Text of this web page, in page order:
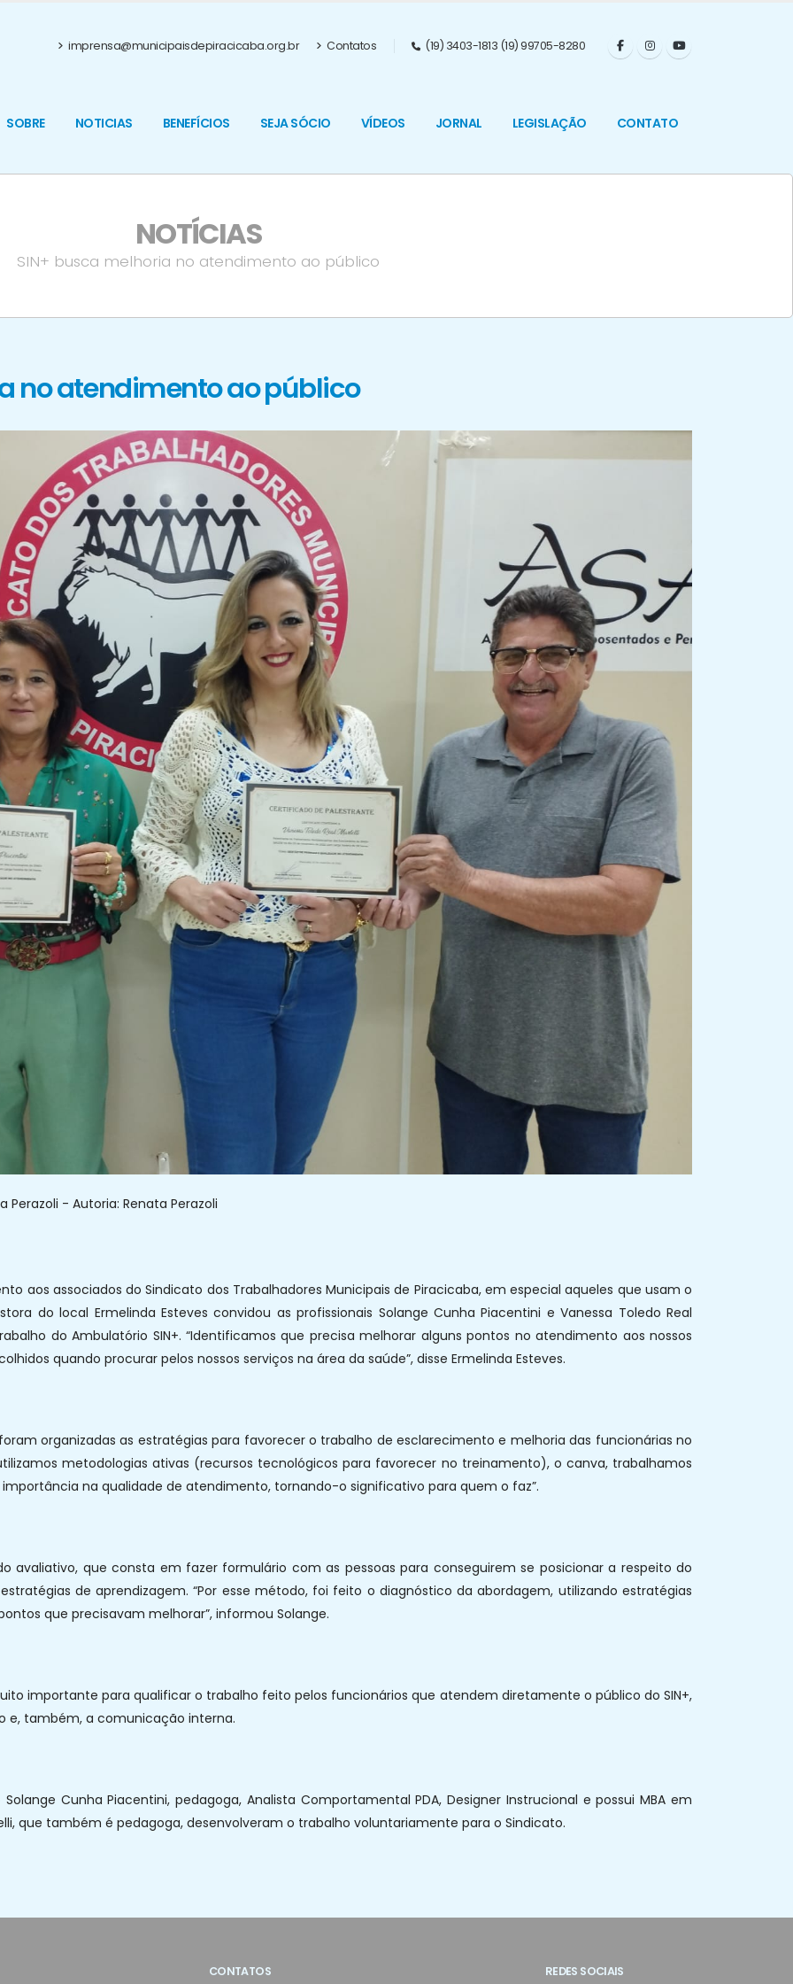
imprensa@municipaisdepiracicaba.org.br Contatos (19) 3403-1813 (19) 99705-8280
SOBRE NOTICIAS BENEFÍCIOS SEJA SÓCIO VÍDEOS JORNAL LEGISLAÇÃO CONTATO
NOTÍCIAS
SIN+ busca melhoria no atendimento ao público
no atendimento ao público
Perazoli - Autoria: Renata Perazoli
aos associados do Sindicato dos Trabalhadores Municipais de Piracicaba, em especial aqueles que usam o
do local Ermelinda Esteves convidou as profissionais Solange Cunha Piacentini e Vanessa Toledo Real
do Ambulatório SIN+. “Identificamos que precisa melhorar alguns pontos no atendimento aos nossos
quando procurar pelos nossos serviços na área da saúde”, disse Ermelinda Esteves.
organizadas as estratégias para favorecer o trabalho de esclarecimento e melhoria das funcionárias no
metodologias ativas (recursos tecnológicos para favorecer no treinamento), o canva, trabalhamos
na qualidade de atendimento, tornando-o significativo para quem o faz”.
que consta em fazer formulário com as pessoas para conseguirem se posicionar a respeito do
de aprendizagem. “Por esse método, foi feito o diagnóstico da abordagem, utilizando estratégias
que precisavam melhorar”, informou Solange.
importante para qualificar o trabalho feito pelos funcionários que atendem diretamente o público do SIN+,
e, também, a comunicação interna.
Cunha Piacentini, pedagoga, Analista Comportamental PDA, Designer Instrucional e possui MBA em
que também é pedagoga, desenvolveram o trabalho voluntariamente para o Sindicato.
CONTATOS REDES SOCIAIS